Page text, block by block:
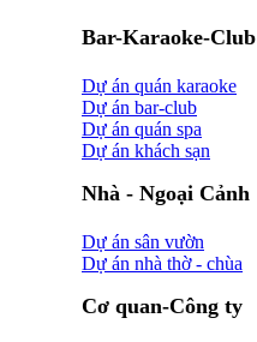
Bar-Karaoke-Club
Dự án quán karaoke
Dự án bar-club
Dự án quán spa
Dự án khách sạn
Nhà - Ngoại Cảnh
Dự án sân vườn
Dự án nhà thờ - chùa
Cơ quan-Công ty